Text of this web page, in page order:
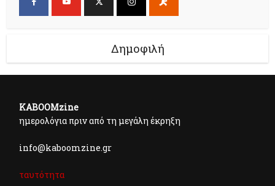
Δημοφιλή
KABOOMzine
ημερολόγια πριν από τη μεγάλη έκρηξη
info@kaboomzine.gr
ταυτότητα